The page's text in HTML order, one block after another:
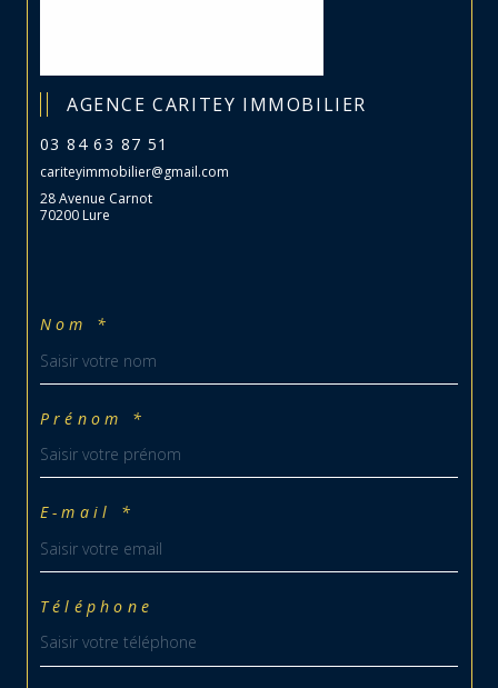
AGENCE CARITEY IMMOBILIER
03 84 63 87 51
cariteyimmobilier@gmail.com
28 Avenue Carnot
70200 Lure
Nom *
Prénom *
E-mail *
Téléphone